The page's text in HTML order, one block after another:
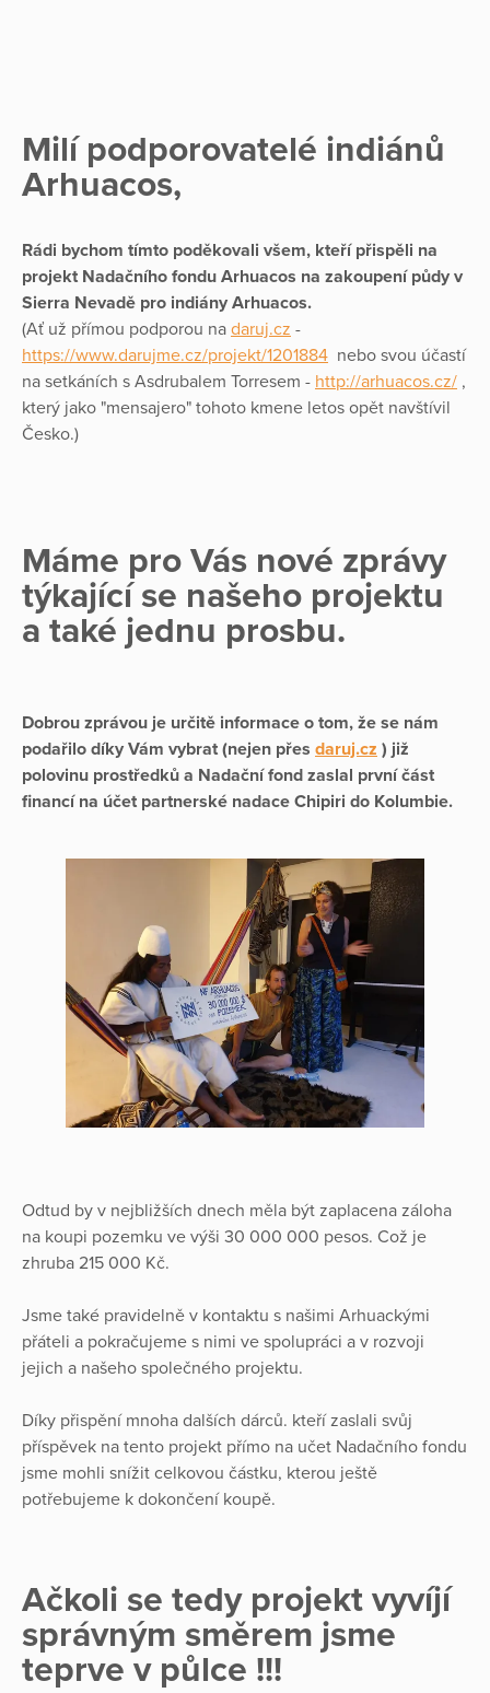
Milí podporovatelé indiánů
Arhuacos,
Rádi bychom tímto poděkovali všem, kteří přispěli na
projekt Nadačního fondu Arhuacos na zakoupení půdy v
Sierra Nevadě pro indiány Arhuacos.
(Ať už přímou podporou na daruj.cz -
https://www.darujme.cz/projekt/1201884 nebo svou účastí
na setkáních s Asdrubalem Torresem - http://arhuacos.cz/ ,
který jako "mensajero" tohoto kmene letos opět navštívil
Česko.)
Máme pro Vás nové zprávy
týkající se našeho projektu
a také jednu prosbu.
Dobrou zprávou je určitě informace o tom, že se nám
podařilo díky Vám vybrat (nejen přes daruj.cz ) již
polovinu prostředků a Nadační fond zaslal první část
financí na účet partnerské nadace Chipiri do Kolumbie.
Odtud by v nejbližších dnech měla být zaplacena záloha
na koupi pozemku ve výši 30 000 000 pesos. Což je
zhruba 215 000 Kč.
Jsme také pravidelně v kontaktu s našimi Arhuackými
přáteli a pokračujeme s nimi ve spolupráci a v rozvoji
jejich a našeho společného projektu.
Díky přispění mnoha dalších dárců. kteří zaslali svůj
příspěvek na tento projekt přímo na učet Nadačního fondu
jsme mohli snížit celkovou částku, kterou ještě
potřebujeme k dokončení koupě.
Ačkoli se tedy projekt vyvíjí
správným směrem jsme
teprve v půlce !!!